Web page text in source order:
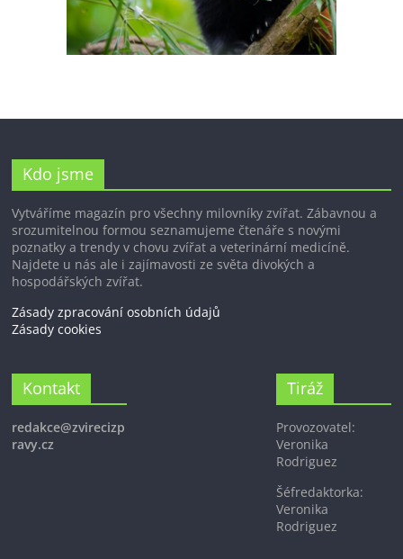
Kdo jsme
Vytváříme magazín pro všechny milovníky zvířat. Zábavnou a
srozumitelnou formou seznamujeme čtenáře s novými
poznatky a trendy v chovu zvířat a veterinární medicíně.
Najdete u nás ale i zajímavosti ze světa divokých a
hospodářských zvířat.
Zásady zpracování osobních údajů
Zásady cookies
Kontakt
redakce@zvirecizp
ravy.cz
Tiráž
Provozovatel:
Veronika
Rodriguez
Šéfredaktorka:
Veronika
Rodriguez